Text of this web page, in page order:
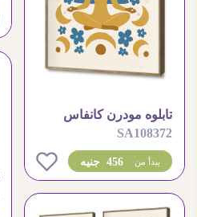
تابلوه مودرن كانفاس
بتصميم يوجا هادئ
SA108372
456 جنيه يبدأ من 0